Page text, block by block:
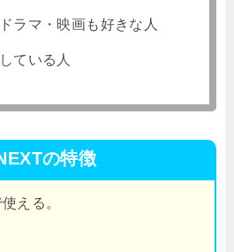
ラマ・映画も好きな人
ている人
の特徴
える。